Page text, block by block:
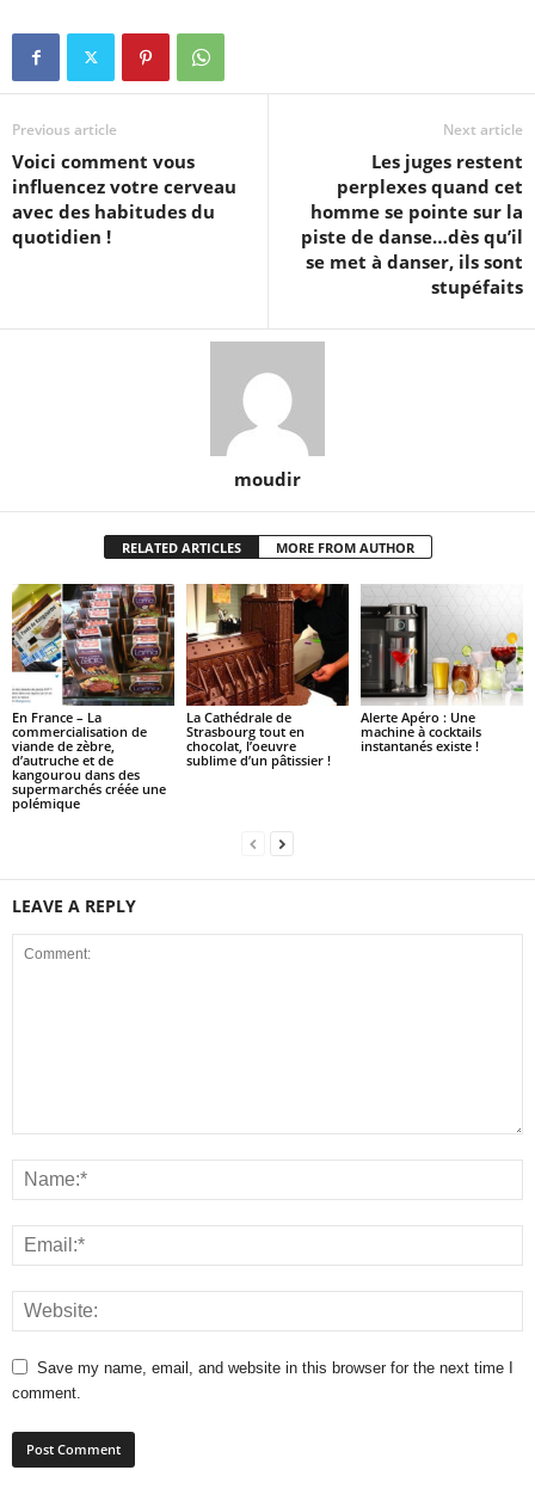
Previous article
Voici comment vous
influencez votre cerveau
avec des habitudes du
quotidien !
Next article
Les juges restent
perplexes quand cet
homme se pointe sur la
piste de danse…dès qu’il
se met à danser, ils sont
stupéfaits
moudir
RELATED ARTICLES MORE FROM AUTHOR
En France – La
commercialisation de
viande de zèbre,
d’autruche et de
kangourou dans des
supermarchés créée une
polémique
La Cathédrale de
Strasbourg tout en
chocolat, l’oeuvre
sublime d’un pâtissier !
Alerte Apéro : Une
machine à cocktails
instantanés existe !
LEAVE A REPLY
Save my name, email, and website in this browser for the next time I
comment.